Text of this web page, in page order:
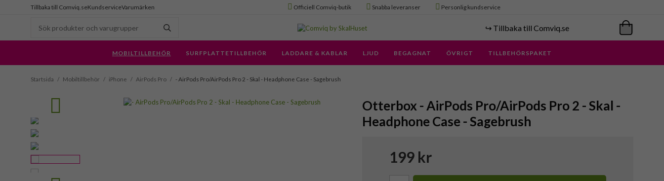
Tillbaka till Comviq.seKundserviceVarumärken Officiell Comviq-butik Snabba leveranser Personlig kundservice
↪️ Tillbaka till Comviq.se
MOBILTILLBEHÖR SURFPLATTETILLBEHÖR LADDARE & KABLAR LJUD BEGAGNAT ÖVRIGT TILLBEHÖRSPAKET
Startsida / Mobiltillbehör / iPhone / AirPods Pro / - AirPods Pro/AirPods Pro 2 - Skal - Headphone Case - Sagebrush
Otterbox - AirPods Pro/AirPods Pro 2 - Skal -
Headphone Case - Sagebrush
199 kr